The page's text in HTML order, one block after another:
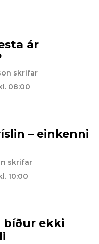
ár
skrifar
08:00
– einkenni
skrifar
10:00
bíður ekki